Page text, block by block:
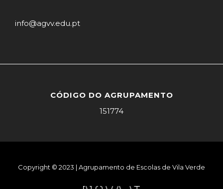
info@agvv.edu.pt
CÓDIGO DO AGRUPAMENTO
151774
Copyright © 2023 | Agrupamento de Escolas de Vila Verde